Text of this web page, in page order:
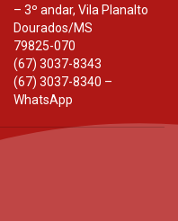
– 3º andar, Vila Planalto
Dourados/MS
79825-070
(67) 3037-8343
(67) 3037-8340 –
WhatsApp